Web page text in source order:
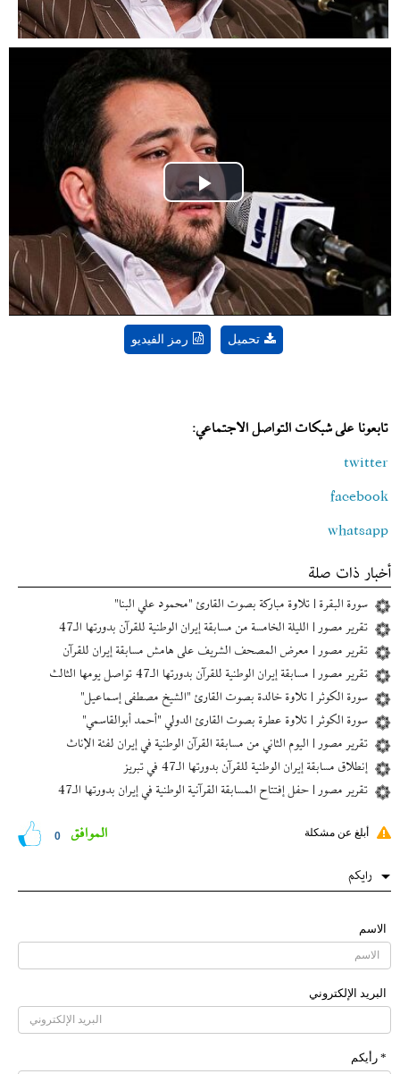
Play
Video
رمز الفيديو تحميل
تابعونا على شبكات التواصل الاجتماعي:
twitter
facebook
whatsapp
أخبار ذات صلة
سورة البقرة | تلاوة مباركة بصوت القارئ "محمود علي البنا"
تقرير مصور | الليلة الخامسة من مسابقة إیران الوطنية للقرآن بدورتها الـ47
تقرير مصور | معرض المصحف الشريف على هامش مسابقة إیران للقرآن
تقرير مصور | مسابقة إیران الوطنية للقرآن بدورتها الـ47 تواصل يومها الثالث
سورة الكوثر | تلاوة خالدة بصوت القارئ "الشيخ مصطفى إسماعیل"
سورة الكوثر | تلاوة عطرة بصوت القارئ الدولي "أحمد أبوالقاسمي"
تقرير مصور | اليوم الثاني من مسابقة القرآن الوطنية في إیران لفئة الإناث
إنطلاق مسابقة إيران الوطنية للقرآن بدورتها الـ47 في تبريز
تقرير مصور | حفل إفتتاح المسابقة القرآنية الوطنية في إیران بدورتها الـ47
أبلغ عن مشكلة 0 الموافق
رایکم
الاسم
البرید الإلکتروني
* رأیکم